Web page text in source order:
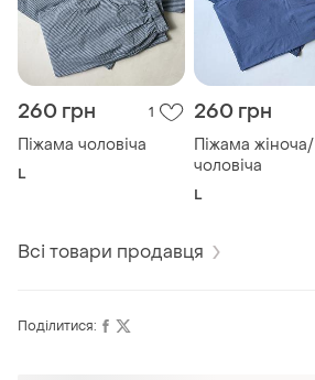
260 грн 1
Піжама чоловіча
L
260 грн
Піжама жіноча/
чоловіча
L
Всі товари продавця
Поділитися: